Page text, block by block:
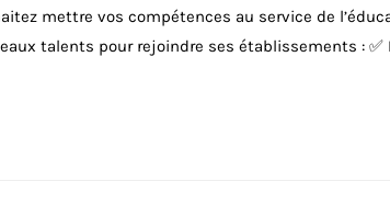
mettre vos compétences au service de
talents pour rejoindre ses établissements : ✅